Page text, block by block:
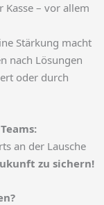
Kasse – vor allem
Stärkung macht
nach Lösungen
oder durch
an der Lausche
zu sichern!